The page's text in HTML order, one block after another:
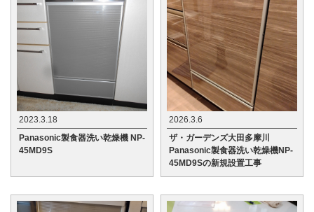
2023.3.18
Panasonic製食器洗い乾燥機 NP-
45MD9S
2026.3.6
ザ・ガーデンズ大田多摩川
Panasonic製食器洗い乾燥機NP-
45MD9Sの新規設置工事